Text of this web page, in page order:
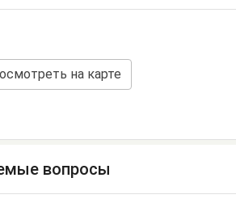
на карте
вопросы